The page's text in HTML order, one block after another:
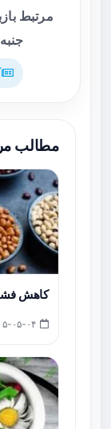
مرتبط
مطالب
کاهش